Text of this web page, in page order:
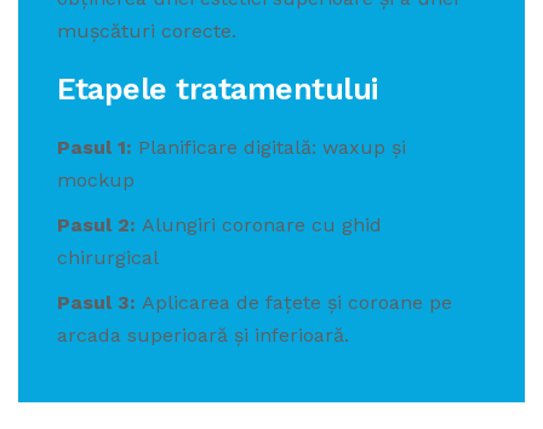
mușcături corecte.
Etapele tratamentului
Pasul 1: Planificare digitală: waxup și
mockup
Pasul 2: Alungiri coronare cu ghid
chirurgical
Pasul 3: Aplicarea de fațete și coroane pe
arcada superioară și inferioară.